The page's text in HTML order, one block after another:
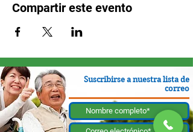
Compartir este evento
Suscribirse a nuestra lista de
correo